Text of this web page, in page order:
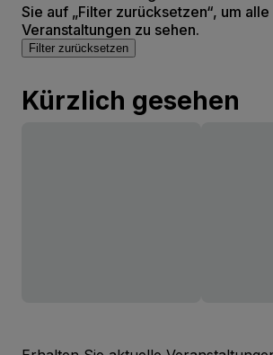
Sie auf „Filter zurücksetzen“, um alle
Veranstaltungen zu sehen.
Filter zurücksetzen
Kürzlich gesehen